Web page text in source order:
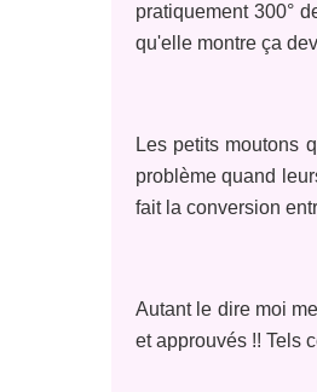
pratiquement 300°
qu'elle montre ça
Les petits moutons
problème quand
fait la conversion
Autant le dire moi
et approuvés !! Tels